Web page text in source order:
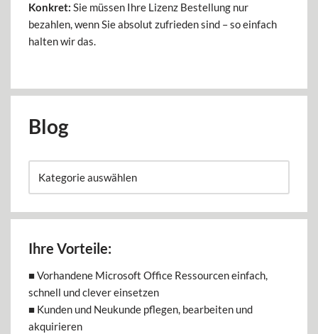
Konkret: Sie müssen Ihre Lizenz Bestellung nur
bezahlen, wenn Sie absolut zufrieden sind – so einfach
halten wir das.
Blog
Ihre Vorteile:
■ Vorhandene Microsoft Office Ressourcen einfach,
schnell und clever einsetzen
■ Kunden und Neukunde pflegen, bearbeiten und
akquirieren